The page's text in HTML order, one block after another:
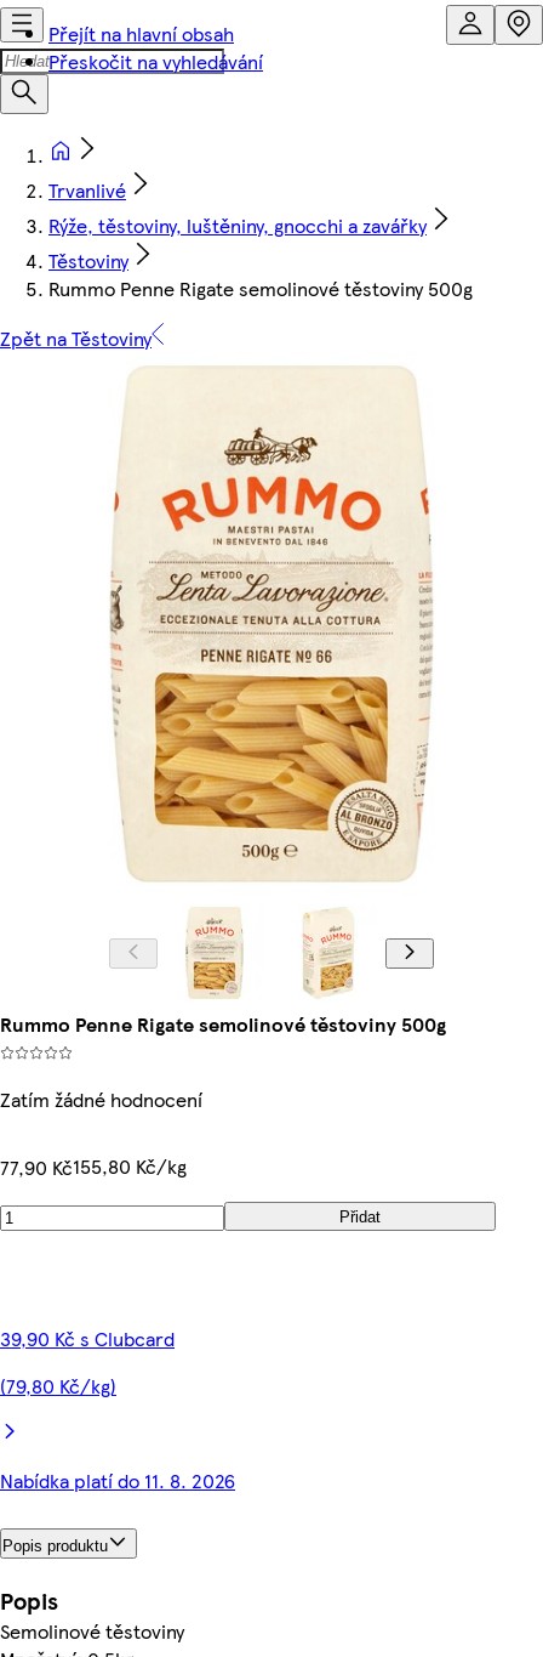
Přejít na hlavní obsah
Přeskočit na vyhledávání
Trvanlivé
Rýže, těstoviny, luštěniny, gnocchi a zavářky
Těstoviny
Rummo Penne Rigate semolinové těstoviny 500g
Zpět na Těstoviny
Rummo Penne Rigate semolinové těstoviny 500g
Zatím žádné hodnocení
77,90 Kč155,80 Kč/kg
Přidat
39,90 Kč s Clubcard
(79,80 Kč/kg)
Nabídka platí do 11. 8. 2026
Popis produktu
Popis
Semolinové těstoviny